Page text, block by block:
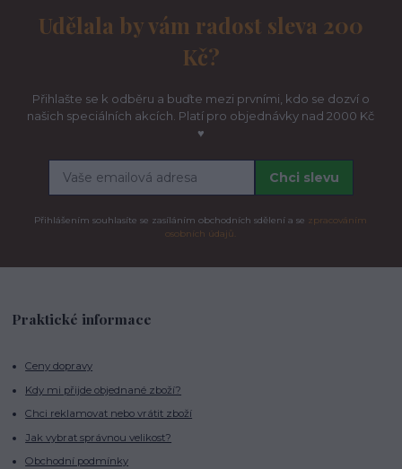
Udělala by vám radost sleva 200
Kč?
Přihlašte se k odběru a buďte mezi prvními, kdo se dozví o
našich speciálních akcích. Platí pro objednávky nad 2000 Kč
♥
Chci slevu
Přihlášením souhlasíte se zasíláním obchodních sdělení a se zpracováním
osobních údajů.
Praktické informace
Ceny dopravy
Kdy mi přijde objednané zboží?
Chci reklamovat nebo vrátit zboží
Jak vybrat správnou velikost?
Obchodní podmínky